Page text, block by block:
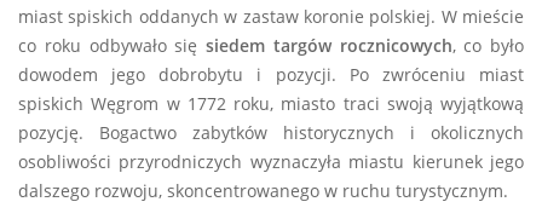
miast spiskich oddanych w zastaw koronie polskiej. W mieście
co roku odbywało się siedem targów rocznicowych, co było
dowodem jego dobrobytu i pozycji. Po zwróceniu miast
spiskich Węgrom w 1772 roku, miasto traci swoją wyjątkową
pozycję. Bogactwo zabytków historycznych i okolicznych
osobliwości przyrodniczych wyznaczyła miastu kierunek jego
dalszego rozwoju, skoncentrowanego w ruchu turystycznym.